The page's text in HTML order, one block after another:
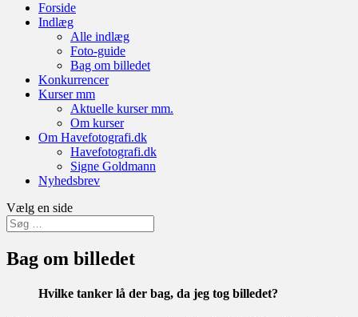
Forside
Indlæg
Alle indlæg
Foto-guide
Bag om billedet
Konkurrencer
Kurser mm
Aktuelle kurser mm.
Om kurser
Om Havefotografi.dk
Havefotografi.dk
Signe Goldmann
Nyhedsbrev
Vælg en side
Bag om billedet
Hvilke tanker lå der bag, da jeg tog billedet?